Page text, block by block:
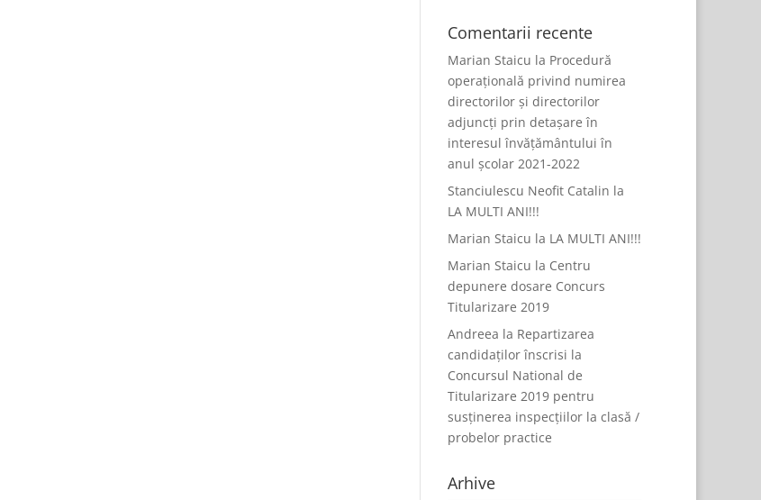
Comentarii recente
Marian Staicu la Procedură
operațională privind numirea
directorilor și directorilor
adjuncți prin detașare în
interesul învățământului în
anul școlar 2021-2022
Stanciulescu Neofit Catalin la
LA MULTI ANI!!!
Marian Staicu la LA MULTI ANI!!!
Marian Staicu la Centru
depunere dosare Concurs
Titularizare 2019
Andreea la Repartizarea
candidaților înscrisi la
Concursul National de
Titularizare 2019 pentru
susținerea inspecțiilor la clasă /
probelor practice
Arhive